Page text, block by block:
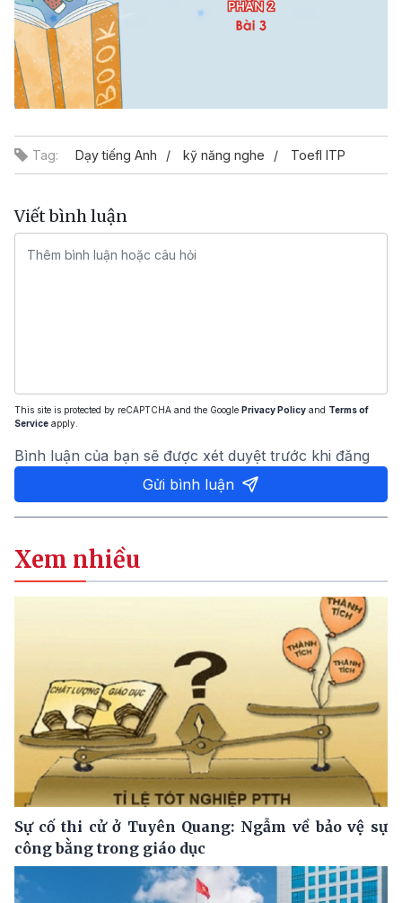
Tag: Dạy tiếng Anh kỹ năng nghe Toefl ITP
Viết bình luận
This site is protected by reCAPTCHA and the Google Privacy Policy and Terms of
Service apply.
Bình luận của bạn sẽ được xét duyệt trước khi đăng
Gửi bình luận
Xem nhiều
Sự cố thi cử ở Tuyên Quang: Ngẫm về bảo vệ sự
công bằng trong giáo dục